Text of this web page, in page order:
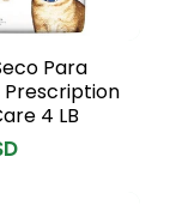
Para
Prescription
4 LB